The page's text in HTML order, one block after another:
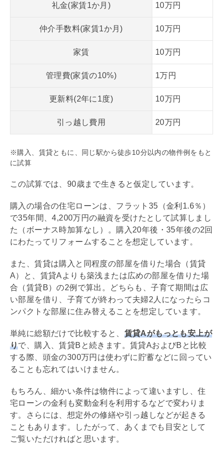
礼金(家賃1か月) 10万円
仲介手数料(家賃1か月) 10万円
家賃 10万円
管理費(家賃の10%) 1万円
更新料(2年に1度) 10万円
引っ越し費用 20万円
※購入、賃貸ともに、同じ駅から徒歩10分以内の物件例をもと
に試算
この試算では、90歳まで生きると仮定しています。
購入の場合の住宅ローンは、 フラット35 （金利1.6％）
で35年間、4,200万円の融資を受けたとして試算しまし
た（ボーナス時加算なし）。購入20年後・35年後の2回
にわたって リフォームすることを想定しています。
また、賃貸は購入と同程度の部屋を借りた場合（賃貸
A）と、賃貸Aよりも築浅または広めの部屋を借りた場
合（賃貸B）の2例で算出。どちらも、子育て期間は広
い部屋を借り、子育てが終わって夫婦2人になったらコ
ンパクトな部屋に住み替えることを想定しています。
単純に総額だけで比較すると、 賃貸Aがもっとも安上が
りで、購入、賃貸Bと続きます。賃貸AおよびBと比較
する際、頭金の300万円は使わずに貯蓄などに回ってい
ることも忘れてはいけません。
もちろん、細かい条件は物件によって違いますし、住
宅ローンの金利も変動金利を利用するなどで変わりま
す。さらには、想定外の修繕や引っ越しなどが起きる
こともあります。したがって、あくまでも目安として
ご覧いただければと思います。